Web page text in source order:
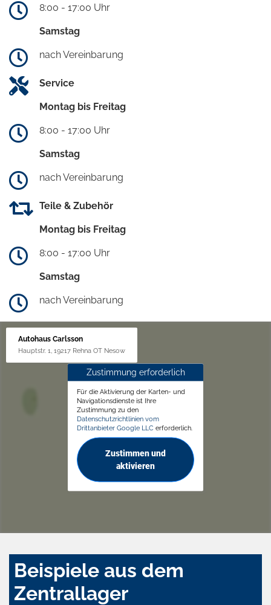
8:00 - 17:00 Uhr
Samstag
nach Vereinbarung
Service
Montag bis Freitag
8:00 - 17:00 Uhr
Samstag
nach Vereinbarung
Teile & Zubehör
Montag bis Freitag
8:00 - 17:00 Uhr
Samstag
nach Vereinbarung
Autohaus Carlsson
Hauptstr. 1, 19217 Rehna OT Nesow
Zustimmung erforderlich
Für die Aktivierung der Karten- und
Navigationsdienste ist Ihre
Zustimmung zu den
Datenschutzrichtlinien vom
Drittanbieter Google LLC erforderlich.
Zustimmen und
aktivieren
Beispiele aus dem
Zentrallager